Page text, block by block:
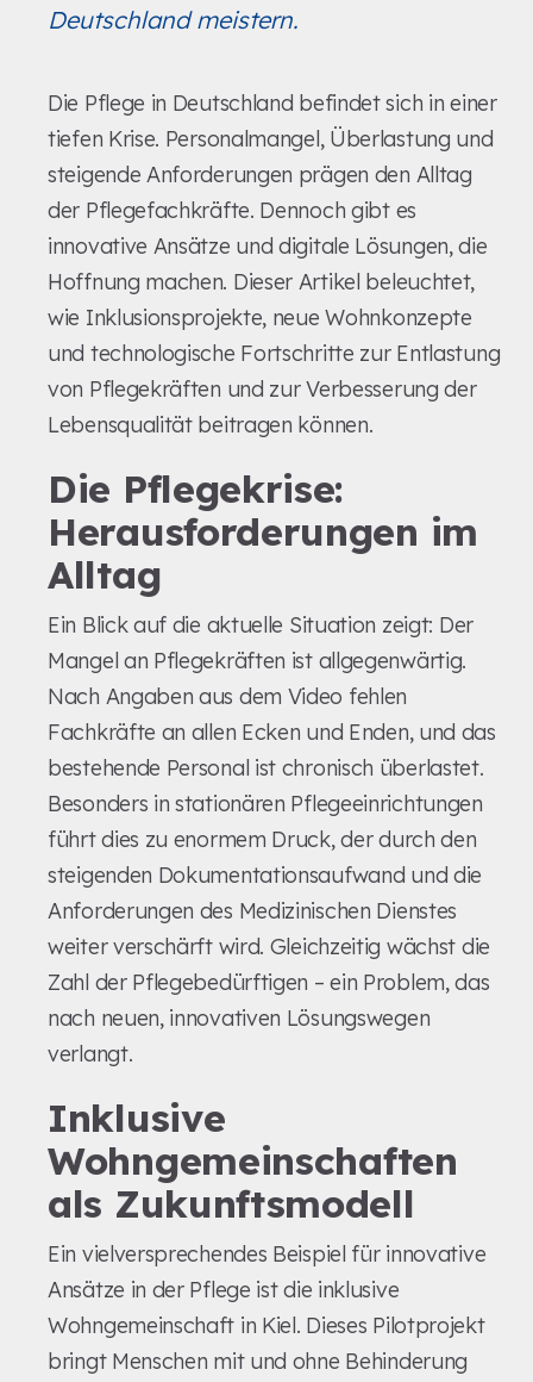
Deutschland meistern.
Die Pflege in Deutschland befindet sich in einer
tiefen Krise. Personalmangel, Überlastung und
steigende Anforderungen prägen den Alltag
der Pflegefachkräfte. Dennoch gibt es
innovative Ansätze und digitale Lösungen, die
Hoffnung machen. Dieser Artikel beleuchtet,
wie Inklusionsprojekte, neue Wohnkonzepte
und technologische Fortschritte zur Entlastung
von Pflegekräften und zur Verbesserung der
Lebensqualität beitragen können.
Die Pflegekrise:
Herausforderungen im
Alltag
Ein Blick auf die aktuelle Situation zeigt: Der
Mangel an Pflegekräften ist allgegenwärtig.
Nach Angaben aus dem Video fehlen
Fachkräfte an allen Ecken und Enden, und das
bestehende Personal ist chronisch überlastet.
Besonders in stationären Pflegeeinrichtungen
führt dies zu enormem Druck, der durch den
steigenden Dokumentationsaufwand und die
Anforderungen des Medizinischen Dienstes
weiter verschärft wird. Gleichzeitig wächst die
Zahl der Pflegebedürftigen – ein Problem, das
nach neuen, innovativen Lösungswegen
verlangt.
Inklusive
Wohngemeinschaften
als Zukunftsmodell
Ein vielversprechendes Beispiel für innovative
Ansätze in der Pflege ist die inklusive
Wohngemeinschaft in Kiel. Dieses Pilotprojekt
bringt Menschen mit und ohne Behinderung